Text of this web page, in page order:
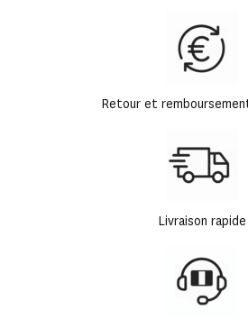
Retour et
Livraison rapide